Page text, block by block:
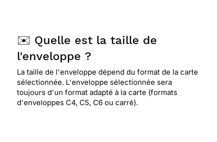
⭐⭐⭐⭐
Le 04/10/2017 : Cette jolie carte
correspond exactement à mes pensées. mon fils
va prendre sa retraite et il est entouré de ceux qui
lui sont chers.
✉️ Quelle est la taille de
l'enveloppe ?
La taille de l'enveloppe dépend du format de la carte
sélectionnée. L'enveloppe sélectionnée sera
toujours d'un format adapté à la carte (formats
d'enveloppes C4, C5, C6 ou carré).